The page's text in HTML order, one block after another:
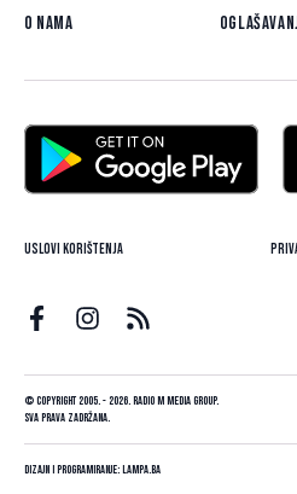
O nama
Uslovi korištenja
© Copyright 2005. - 2026. Radio M Media Group.
Sva prava zadržana.
Dizajn i programiranje:Lampa.ba